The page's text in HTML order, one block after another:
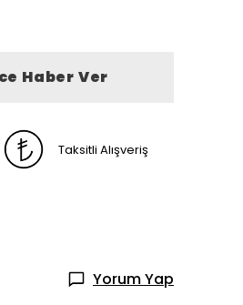
Haber Ver
Taksitli Alışveriş
Yorum Yap